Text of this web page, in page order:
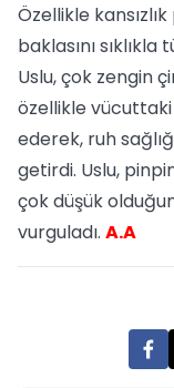
Özellikle
baklasını
Uslu, çok zengin
özellikle vücuttaki
ederek, ruh
getirdi. Uslu,
çok düşük
vurguladı. A.A